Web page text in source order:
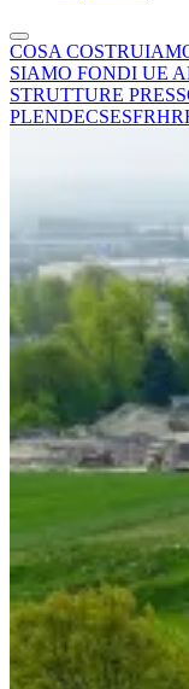
COSA
SIAMO FONDI UE
STRUTTURE
PLENDECSESFRHR